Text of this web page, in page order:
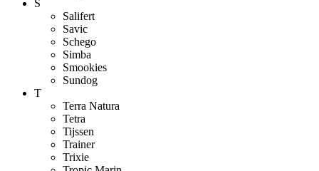
S
Salifert
Savic
Schego
Simba
Smookies
Sundog
T
Terra Natura
Tetra
Tijssen
Trainer
Trixie